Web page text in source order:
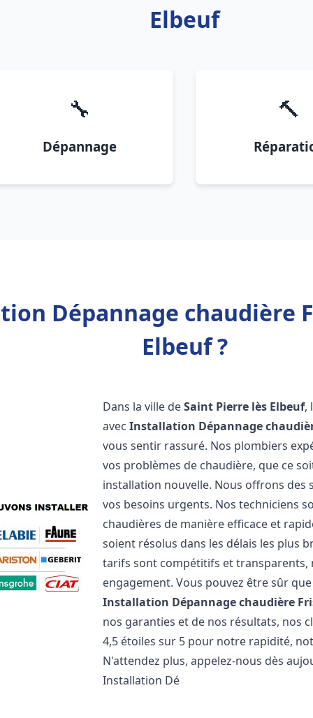
Elbeuf
🔧
Dépannage
🔨
Dépannage chaudière
Elbeuf ?
Dans la ville deSaint Pierre lès Elbeuf,
avecInstallation Dépannage
vous sentir rassuré. Nos plombiers
vos problèmes de chaudière, que ce
installation nouvelle. Nous offrons des
vos besoins urgents. Nos techniciens
chaudières de manière efficace et
soient résolus dans les délais les plus
tarifs sont compétitifs et transparents,
engagement. Vous pouvez être sûr
Installation Dépannage chaudière
nos garanties et de nos résultats, nos
4,5 étoiles sur 5 pour notre rapidité,
N'attendez plus, appelez-nous dès
Installation Dé